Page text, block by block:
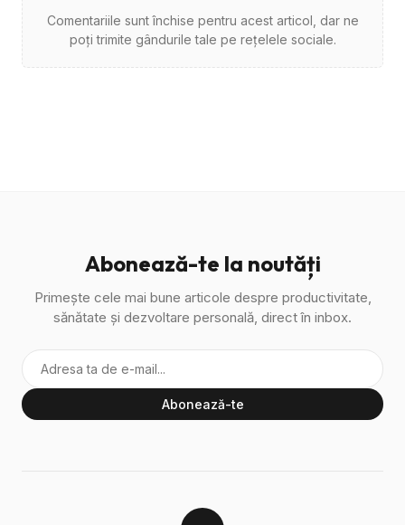
Comentariile sunt închise pentru acest articol, dar ne
poți trimite gândurile tale pe rețelele sociale.
Abonează-te la noutăți
Primește cele mai bune articole despre productivitate,
sănătate și dezvoltare personală, direct în inbox.
Abonează-te